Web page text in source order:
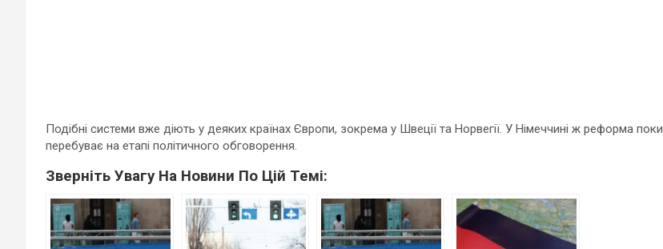
Подібні системи вже діють у деяких країнах Європи, зокрема у Швеції та Норвегії. У Німеччині ж реформа поки
перебуває на етапі політичного обговорення.
Зверніть Увагу На Новини По Цій Темі: